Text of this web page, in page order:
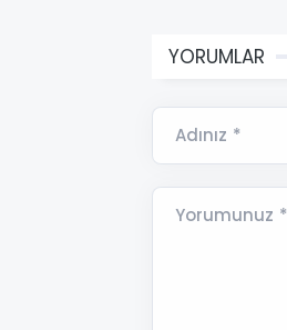
YORUMLAR
Adınız *
Yorumunuz *